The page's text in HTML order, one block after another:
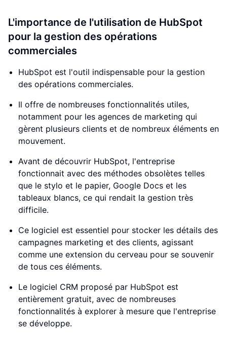
L'importance de l'utilisation de HubSpot
pour la gestion des opérations
commerciales
HubSpot est l'outil indispensable pour la gestion
des opérations commerciales.
Il offre de nombreuses fonctionnalités utiles,
notamment pour les agences de marketing qui
gèrent plusieurs clients et de nombreux éléments en
mouvement.
Avant de découvrir HubSpot, l'entreprise
fonctionnait avec des méthodes obsolètes telles
que le stylo et le papier, Google Docs et les
tableaux blancs, ce qui rendait la gestion très
difficile.
Ce logiciel est essentiel pour stocker les détails des
campagnes marketing et des clients, agissant
comme une extension du cerveau pour se souvenir
de tous ces éléments.
Le logiciel CRM proposé par HubSpot est
entièrement gratuit, avec de nombreuses
fonctionnalités à explorer à mesure que l'entreprise
se développe.